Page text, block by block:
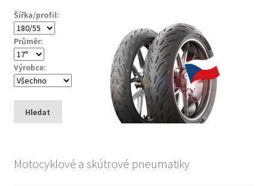
Šířka/profil:
Průměr:
Výrobce:
Hledat
Motocyklové a skútrové pneumatiky